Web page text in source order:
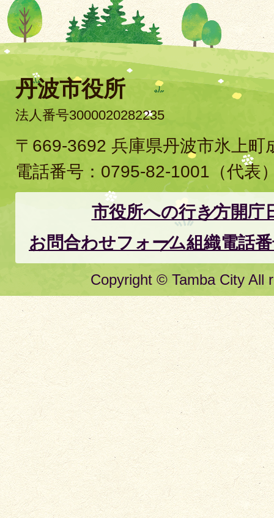
丹波市役所
法人番号3000020282235
〒669-3692 兵庫県丹波市氷上町
電話番号： 0795-82-1001 （代表
市役所への行き方開庁
お問合わせフォーム組織電話
Copyright © Tamba City All